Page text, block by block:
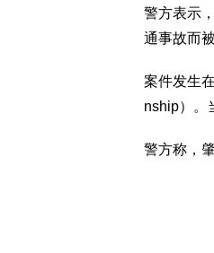
警方表示
通事故而
案件发生
nship）。
警方称，